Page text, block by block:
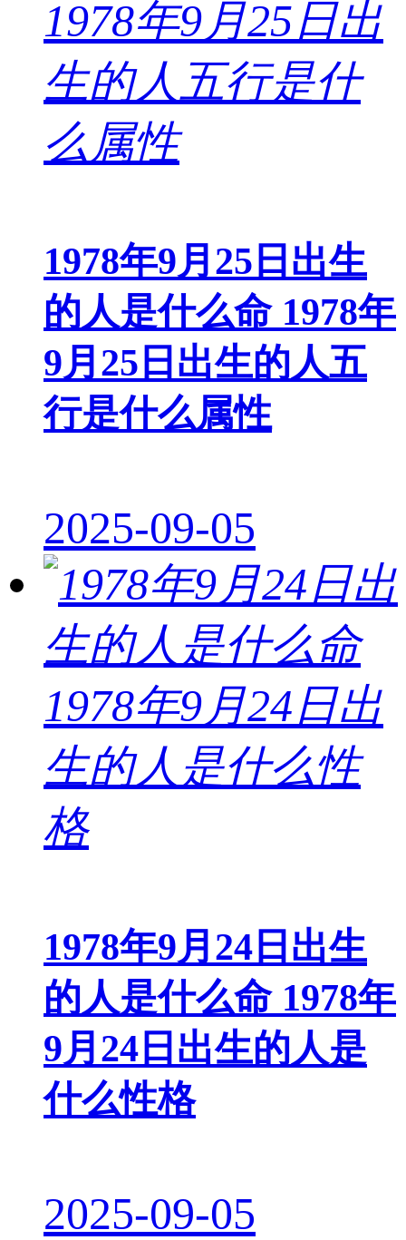
1978年9月25日出生
的人是什么命 1978年
9月25日出生的人五
行是什么属性
2025-09-05
1978年9月24日出生
的人是什么命 1978年
9月24日出生的人是
什么性格
2025-09-05